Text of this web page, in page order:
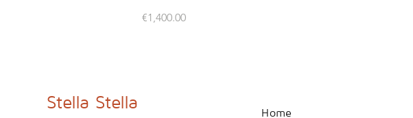
lamp
Price
€1,400.00
Stella Stella
Home